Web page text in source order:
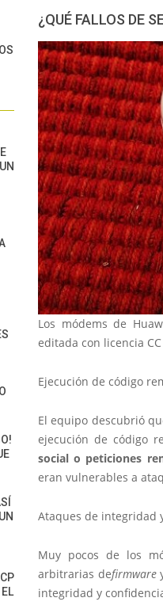
¿QUÉ FALLOS DE
Los módems de
editada con licencia
Ejecución de código
El equipo descubrió
ejecución de código
social o peticiones
eran vulnerables a
Ataques de integridad
Muy pocos de los
arbitrarias defirmware
integridad y